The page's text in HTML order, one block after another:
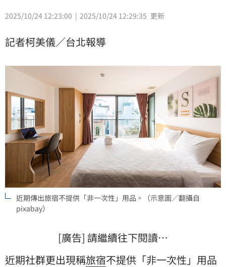
2025/10/24 12:23:00 2025/10/24 12:29:35 更新
記者柯美儀／台北報導
近期傳出旅宿不提供「非一次性」用品。（示意圖／翻攝自
pixabay）
[廣告] 請繼續往下閱讀…
近期社群更出現稱旅宿不提供「非一次性」用品